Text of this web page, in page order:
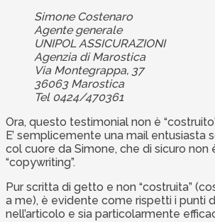
Simone Costenaro
Agente generale
UNIPOL ASSICURAZIONI
Agenzia di Marostica
Via Montegrappa, 37
36063 Marostica
Tel 0424/470361
Ora, questo testimonial non è
E’ semplicemente una mail entusiasta
col cuore da Simone, che di sicuro non
“copywriting”.
Pur scritta di getto e non “costruita”
a me), è evidente come rispetti i punti
nell’articolo e sia particolarmente